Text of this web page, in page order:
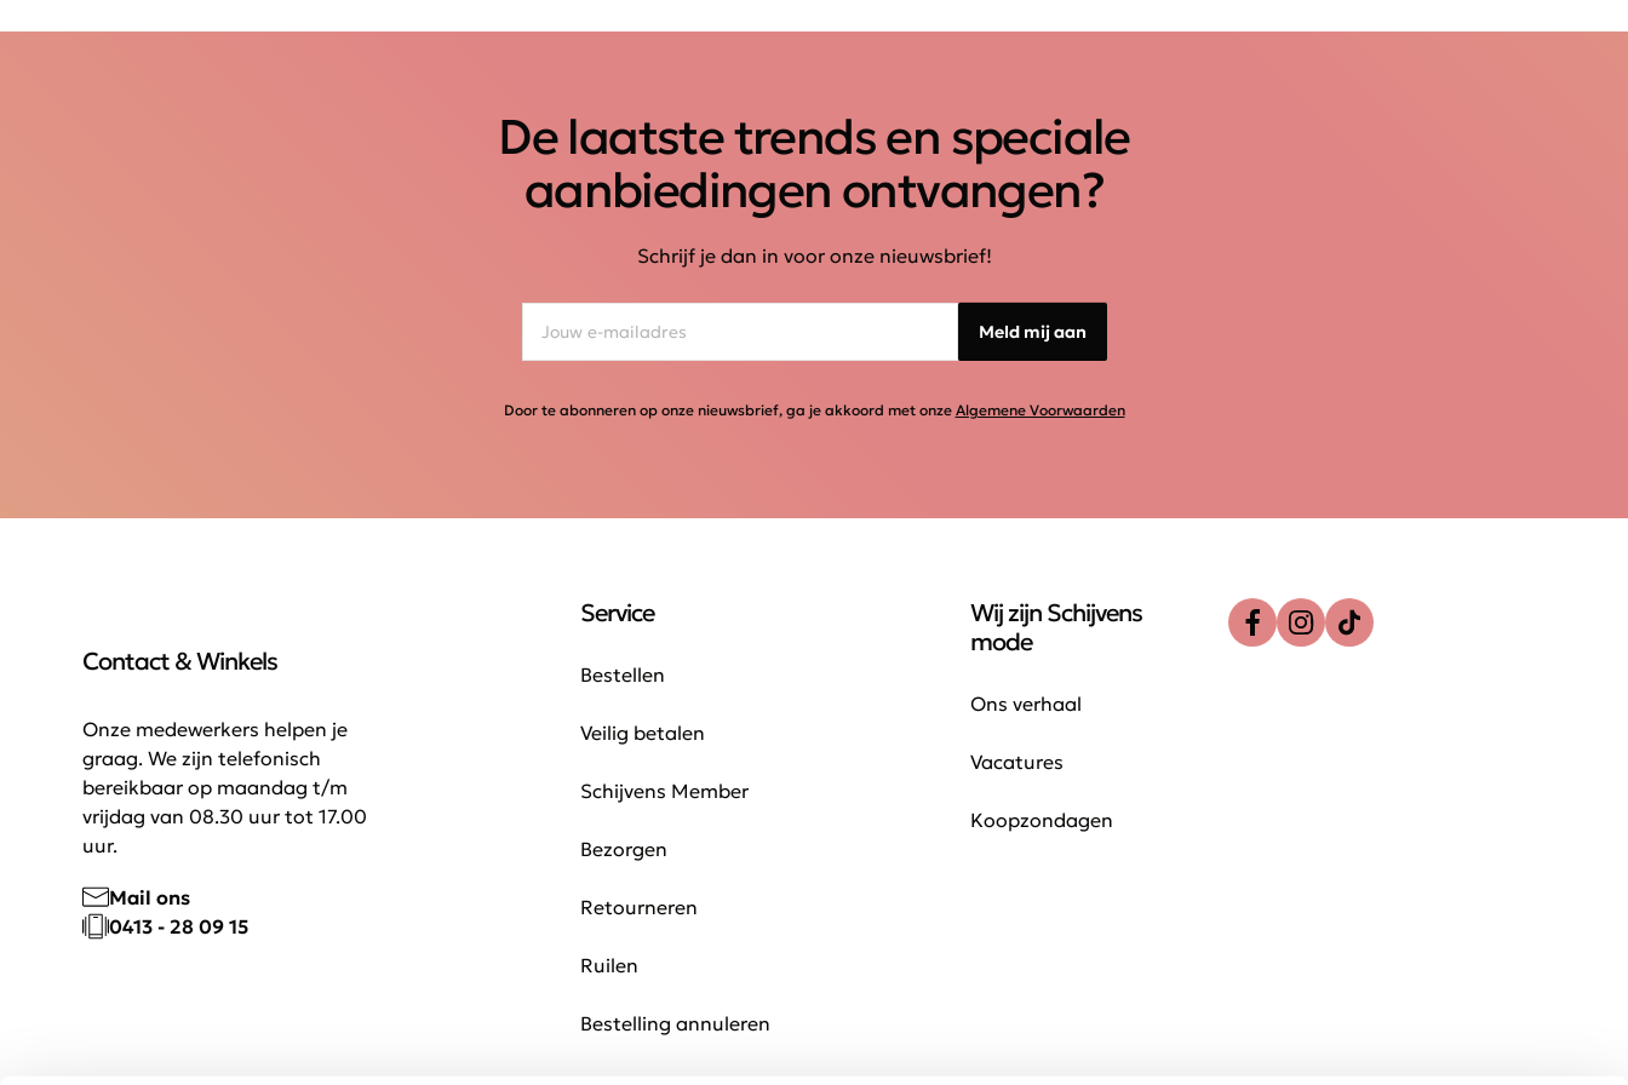
De laatste trends en speciale
aanbiedingen ontvangen?
Schrijf je dan in voor onze nieuwsbrief!
Meld mij aan
Door te abonneren op onze nieuwsbrief, ga je akkoord met onze Algemene Voorwaarden
Contact & Winkels
Onze medewerkers helpen je
graag. We zijn telefonisch
bereikbaar op maandag t/m
vrijdag van 08.30 uur tot 17.00
uur.
Mail ons
0413 - 28 09 15
Service
Bestellen
Veilig betalen
Schijvens Member
Bezorgen
Retourneren
Ruilen
Bestelling annuleren
Wij zijn Schijvens
mode
Ons verhaal
Vacatures
Koopzondagen